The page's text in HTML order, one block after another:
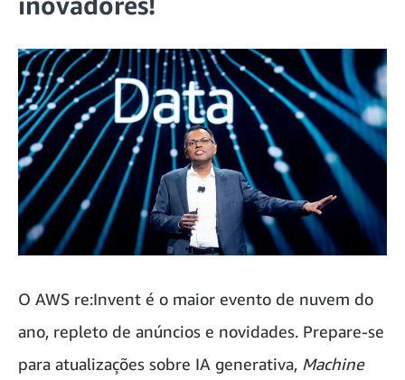
O AWS re:Invent é o maior evento de nuvem do
ano, repleto de anúncios e novidades. Prepare-se
para atualizações sobre IA generativa, Machine